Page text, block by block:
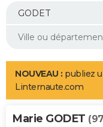
Mobiles
Meilleur smartphone
Internet
Ordinateurs
Jeux vidéo
Guide high-tech
Aménagement intérieur
LIFESTYLE
Art de vivre
Bien-être
Loisirs
Mode
Modes de vie
Alimentation
Guide de la santé
Maladies
Médicaments
Sommeil
VOYAGE
NOUVEAU : publiez
Linternaute.com
Marie GODET